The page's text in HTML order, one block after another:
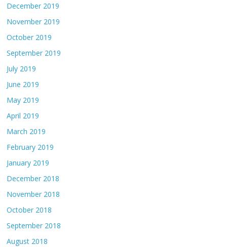
December 2019
November 2019
October 2019
September 2019
July 2019
June 2019
May 2019
April 2019
March 2019
February 2019
January 2019
December 2018
November 2018
October 2018
September 2018
August 2018